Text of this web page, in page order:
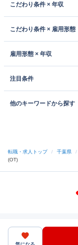
こだわり条件 × 年収
こだわり条件 × 雇用形態
雇用形態 × 年収
注目条件
他のキーワードから探す
転職・求人トップ / 千葉県 /
(OT)
中途採用をご検討の企